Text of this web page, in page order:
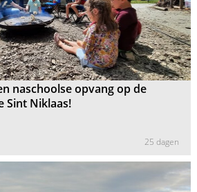
naschoolse opvang op de
Sint Niklaas!
25 dagen